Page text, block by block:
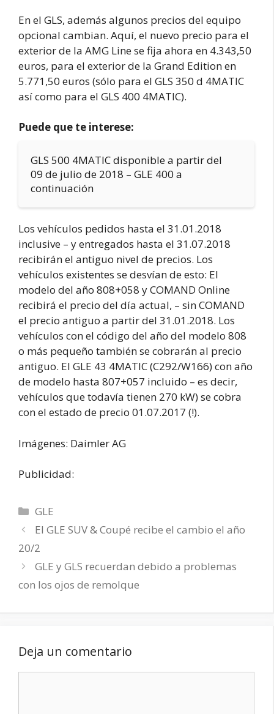
En el GLS, además algunos precios del equipo
opcional cambian. Aquí, el nuevo precio para el
exterior de la AMG Line se fija ahora en 4.343,50
euros, para el exterior de la Grand Edition en
5.771,50 euros (sólo para el GLS 350 d 4MATIC
así como para el GLS 400 4MATIC).
Puede que te interese:
GLS 500 4MATIC disponible a partir del
09 de julio de 2018 – GLE 400 a
continuación
Los vehículos pedidos hasta el 31.01.2018
inclusive – y entregados hasta el 31.07.2018
recibirán el antiguo nivel de precios. Los
vehículos existentes se desvían de esto: El
modelo del año 808+058 y COMAND Online
recibirá el precio del día actual, – sin COMAND
el precio antiguo a partir del 31.01.2018. Los
vehículos con el código del año del modelo 808
o más pequeño también se cobrarán al precio
antiguo. El GLE 43 4MATIC (C292/W166) con año
de modelo hasta 807+057 incluido – es decir,
vehículos que todavía tienen 270 kW) se cobra
con el estado de precio 01.07.2017 (!).
Imágenes: Daimler AG
Publicidad:
Categorías
GLE
El GLE SUV & Coupé recibe el cambio el año
20/2
GLE y GLS recuerdan debido a problemas
con los ojos de remolque
Deja un comentario